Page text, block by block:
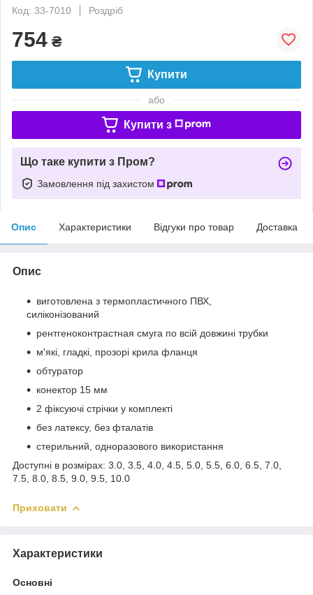
Код: 33-7010
Роздріб
754 ₴
Купити
або
Купити з
Що таке купити з Пром?
Замовлення під захистом
Опис Характеристики Відгуки про товар Доставка
Опис
виготовлена з термопластичного ПВХ,
силіконізований
рентгеноконтрастная смуга по всій довжині трубки
м'які, гладкі, прозорі крила фланця
обтуратор
конектор 15 мм
2 фіксуючі стрічки у комплекті
без латексу, без фталатів
стерильний, одноразового використання
Доступні в розмірах: 3.0, 3.5, 4.0, 4.5, 5.0, 5.5, 6.0, 6.5, 7.0,
7.5, 8.0, 8.5, 9.0, 9.5, 10.0
Приховати
Характеристики
Основні